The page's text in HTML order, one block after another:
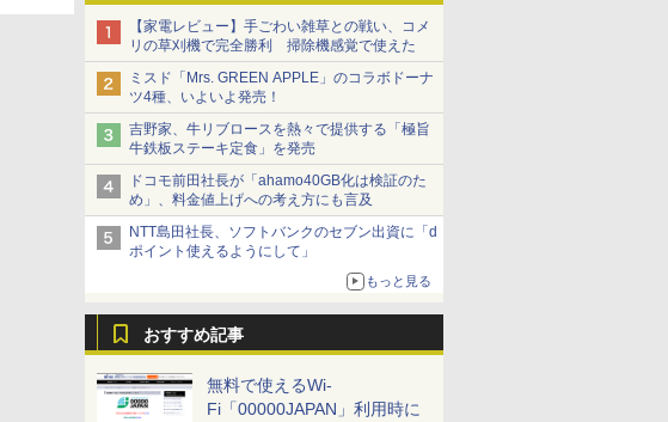
【家電レビュー】手ごわい雑草との戦い、コメ
リの草刈機で完全勝利 掃除機感覚で使えた
ミスド「Mrs. GREEN APPLE」のコラボドーナ
ツ4種、いよいよ発売！
吉野家、牛リブロースを熱々で提供する「極旨
牛鉄板ステーキ定食」を発売
ドコモ前田社長が「ahamo40GB化は検証のた
め」、料金値上げへの考え方にも言及
NTT島田社長、ソフトバンクのセブン出資に「d
ポイント使えるようにして」
もっと見る
おすすめ記事
無料で使えるWi-
Fi「00000JAPAN」利用時に